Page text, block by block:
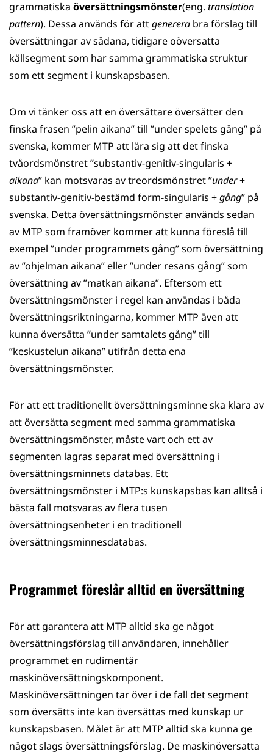
grammatiska översättningsmönster(eng. translation
pattern). Dessa används för attgenerera bra förslag till
översättningar av sådana, tidigare oöversatta
källsegment som har samma grammatiska struktur
som ett segment i kunskapsbasen.
Om vi tänker oss att en översättare översätter den
finska frasen ”pelin aikana” till ”under spelets gång” på
svenska, kommer MTP att lära sig att det finska
tvåordsmönstret ”substantiv-genitiv-singularis +
aikana” kan motsvaras av treordsmönstret ”under+
substantiv-genitiv-bestämd form-singularis +gång” på
svenska. Detta översättningsmönster används sedan
av MTP som framöver kommer att kunna föreslå till
exempel ”under programmets gång” som översättning
av ”ohjelman aikana” eller ”under resans gång” som
översättning av ”matkan aikana”. Eftersom ett
översättningsmönster i regel kan användas i båda
översättningsriktningarna, kommer MTP även att
kunna översätta ”under samtalets gång” till
”keskustelun aikana” utifrån detta ena
översättningsmönster.
För att ett traditionellt översättningsminne ska klara av
att översätta segment med samma grammatiska
översättningsmönster, måste vart och ett av
segmenten lagras separat med översättning i
översättningsminnets databas. Ett
översättningsmönster i MTP:s kunskapsbas kan alltså i
bästa fall motsvaras av flera tusen
översättningsenheter i en traditionell
översättningsminnesdatabas.
Programmet föreslår alltid en översättning
För att garantera att MTP alltid ska ge något
översättningsförslag till användaren, innehåller
programmet en rudimentär
maskinöversättningskomponent.
Maskinöversättningen tar över i de fall det segment
som översätts inte kan översättas med kunskap ur
kunskapsbasen. Målet är att MTP alltid ska kunna ge
något slags översättningsförslag. De maskinöversatta